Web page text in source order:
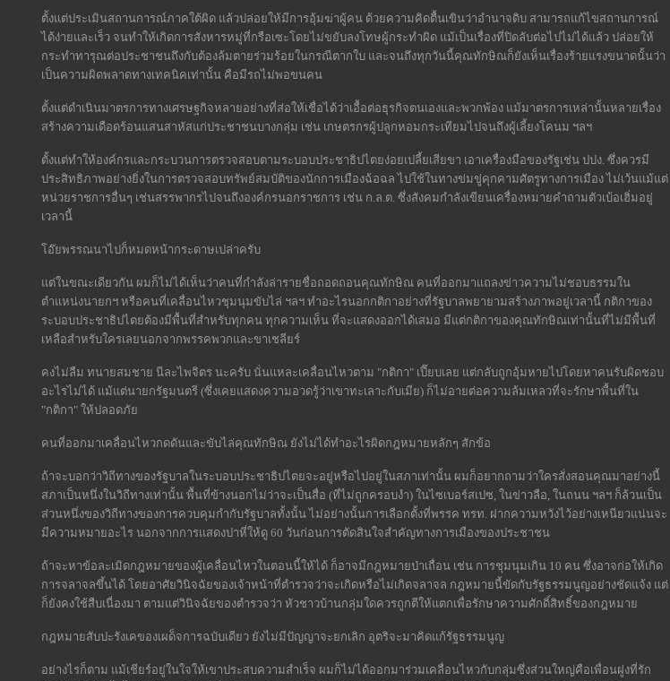
ตั้งแต่ประเมินสถานการณ์ภาคใต้ผิด แล้วปล่อยให้มีการอุ้มฆ่าผู้คน ด้วยความคิดตื้นเขินว่าอำนาจดิบ สามารถแก้ไขสถานการณ์
ได้ง่ายและเร็ว จนทำให้เกิดการสังหารหมู่ที่กรือเซะโดยไม่ขยับลงโทษผู้กระทำผิด แม้เป็นเรื่องที่ปิดลับต่อไปไม่ได้แล้ว ปล่อยให้
กระทำทารุณต่อประชาชนถึงกับต้องล้มตายร่วมร้อยในกรณีตากใบ และจนถึงทุกวันนี้คุณทักษิณก็ยังเห็นเรื่องร้ายแรงขนาดนั้นว่า
เป็นความผิดพลาดทางเทคนิคเท่านั้น คือมีรถไม่พอขนคน
ตั้งแต่ดำเนินมาตรการทางเศรษฐกิจหลายอย่างที่ส่อให้เชื่อได้ว่าเอื้อต่อธุรกิจตนเองและพวกพ้อง แม้มาตรการเหล่านั้นหลายเรื่อง
สร้างความเดือดร้อนแสนสาหัสแก่ประชาชนบางกลุ่ม เช่น เกษตรกรผู้ปลูกหอมกระเทียมไปจนถึงผู้เลี้ยงโคนม ฯลฯ
ตั้งแต่ทำให้องค์กรและกระบวนการตรวจสอบตามระบอบประชาธิปไตยง่อยเปลี้ยเสียขา เอาเครื่องมือของรัฐเช่น ปปง. ซึ่งควรมี
ประสิทธิภาพอย่างยิ่งในการตรวจสอบทรัพย์สมบัติของนักการเมืองฉ้อฉล ไปใช้ในทางข่มขู่คุกคามศัตรูทางการเมือง ไม่เว้นแม้แต่
หน่วยราชการอื่นๆ เช่นสรรพากรไปจนถึงองค์กรนอกราชการ เช่น ก.ล.ต. ซึ่งสังคมกำลังเขียนเครื่องหมายคำถามตัวเบ้อเฮิ่มอยู่
เวลานี้
โอ๊ยพรรณนาไปก็หมดหน้ากระดาษเปล่าครับ
แต่ในขณะเดียวกัน ผมก็ไม่ได้เห็นว่าคนที่กำลังล่ารายชื่อถอดถอนคุณทักษิณ คนที่ออกมาแถลงข่าวความไม่ชอบธรรมใน
ตำแหน่งนายกฯ หรือคนที่เคลื่อนไหวชุมนุมขับไล่ ฯลฯ ทำอะไรนอกกติกาอย่างที่รัฐบาลพยายามสร้างภาพอยู่เวลานี้ กติกาของ
ระบอบประชาธิปไตยต้องมีพื้นที่สำหรับทุกคน ทุกความเห็น ที่จะแสดงออกได้เสมอ มีแต่กติกาของคุณทักษิณเท่านั้นที่ไม่มีพื้นที่
เหลือสำหรับใครเลยนอกจากพรรคพวกและขาเชลียร์
คงไม่ลืม ทนายสมชาย นีละไพจิตร นะครับ นั่นแหละเคลื่อนไหวตาม "กติกา" เปี๊ยบเลย แต่กลับถูกอุ้มหายไปโดยหาคนรับผิดชอบ
อะไรไม่ได้ แม้แต่นายกรัฐมนตรี (ซึ่งเคยแสดงความอวดรู้ว่าเขาทะเลาะกับเมีย) ก็ไม่อายต่อความล้มเหลวที่จะรักษาพื้นที่ใน
"กติกา" ให้ปลอดภัย
คนที่ออกมาเคลื่อนไหวกดดันและขับไล่คุณทักษิณ ยังไม่ได้ทำอะไรผิดกฎหมายหลักๆ สักข้อ
ถ้าจะบอกว่าวิถีทางของรัฐบาลในระบอบประชาธิปไตยจะอยู่หรือไปอยู่ในสภาเท่านั้น ผมก็อยากถามว่าใครสั่งสอนคุณมาอย่างนี้
สภาเป็นหนึ่งในวิถีทางเท่านั้น พื้นที่ข้างนอกไม่ว่าจะเป็นสื่อ (ที่ไม่ถูกครอบงำ) ในไซเบอร์สเปซ, ในข่าวลือ, ในถนน ฯลฯ ก็ล้วนเป็น
ส่วนหนึ่งของวิถีทางของการควบคุมกำกับรัฐบาลทั้งนั้น ไม่อย่างนั้นการเลือกตั้งที่พรรค ทรท. ฝากความหวังไว้อย่างเหนียวแน่นจะ
มีความหมายอะไร นอกจากการแสดงปาหี่ให้ดู 60 วันก่อนการตัดสินใจสำคัญทางการเมืองของประชาชน
ถ้าจะหาข้อละเมิดกฎหมายของผู้เคลื่อนไหวในตอนนี้ให้ได้ ก็อาจมีกฎหมายป่าเถื่อน เช่น การชุมนุมเกิน 10 คน ซึ่งอาจก่อให้เกิด
การจลาจลขึ้นได้ โดยอาศัยวินิจฉัยของเจ้าหน้าที่ตำรวจว่าจะเกิดหรือไม่เกิดจลาจล กฎหมายนี้ขัดกับรัฐธรรมนูญอย่างชัดแจ้ง แต่
ก็ยังคงใช้สืบเนื่องมา ตามแต่วินิจฉัยของตำรวจว่า หัวชาวบ้านกลุ่มใดควรถูกตีให้แตกเพื่อรักษาความศักดิ์สิทธิ์ของกฎหมาย
กฎหมายสับปะรังเคของเผด็จการฉบับเดียว ยังไม่มีปัญญาจะยกเลิก อุตริจะมาคิดแก้รัฐธรรมนูญ
อย่างไรก็ตาม แม้เชียร์อยู่ในใจให้เขาประสบความสำเร็จ ผมก็ไม่ได้ออกมาร่วมเคลื่อนไหวกับกลุ่มซึ่งส่วนใหญ่คือเพื่อนฝูงที่รัก